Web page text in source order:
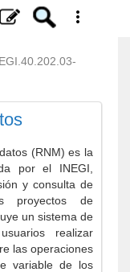
(RNM) es la
por el INEGI,
y consulta de
proyectos de
un sistema de
realizar
las operaciones
variable de los